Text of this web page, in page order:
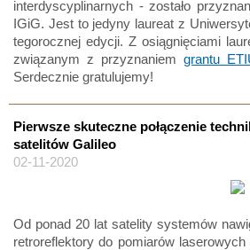
interdyscyplinarnych - zostało
IGiG. Jest to jedyny laureat z
tegorocznej edycji. Z osiągnięciami
związanym z przyznaniemgrantu
Serdecznie gratulujemy!
Pierwsze skuteczne połączenie
satelitów Galileo
02-11-2020
Od ponad 20 lat satelity systemów
retroreflektory do pomiarów